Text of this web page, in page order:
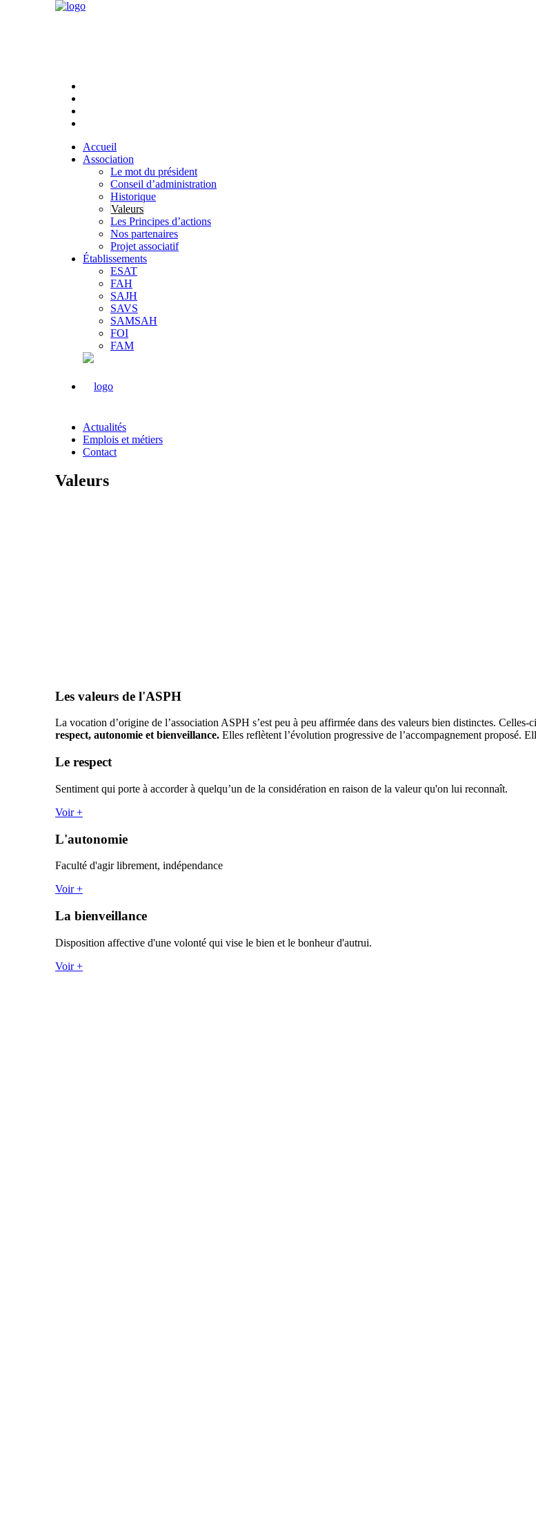
Accueil
Association
Le mot du président
Conseil d’administration
Historique
Valeurs
Les Principes d’actions
Nos partenaires
Projet associatif
Établissements
ESAT
FAH
SAJH
SAVS
SAMSAH
FOI
FAM
Actualités
Emplois et métiers
Contact
Valeurs
Les valeurs de l'ASPH
La vocation d’origine de l’association ASPH s’est peu à peu affirmée dans des valeurs bien distinctes. Celles-
respect, autonomie et bienveillance. Elles reflètent l’évolution progressive de l’accompagnement proposé.
Le respect
Sentiment qui porte à accorder à quelqu’un de la considération en raison de la valeur qu'on lui reconnaît.
Voir +
L'autonomie
Faculté d'agir librement, indépendance
Voir +
La bienveillance
Disposition affective d'une volonté qui vise le bien et le bonheur d'autrui.
Voir +